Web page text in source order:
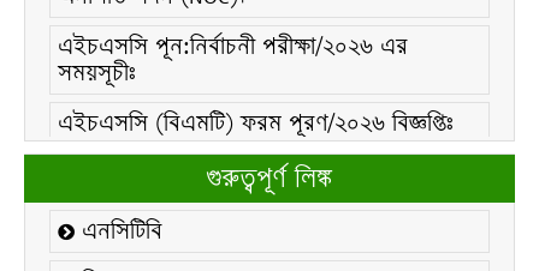
এইচএসসি পূন:নির্বাচনী পরীক্ষা/২০২৬ এর
সময়সূচীঃ
এইচএসসি (বিএমটি) ফরম পূরণ/২০২৬ বিজ্ঞপ্তিঃ
এইচএসসি ফরম/২০২৬ পূরণ বিজ্ঞপ্তিঃ
২১ ফেব্রুয়ারি/২০২৬ ইং তারিখে “শহিদ দিবস ও
আন্তর্জাতিক মাতৃভাষা দিবস-২০২৬ উদযাপন
উপলক্ষ্যে নোটিশঃ
গুরুত্বপূর্ণ লিঙ্ক
এনসিটিবি